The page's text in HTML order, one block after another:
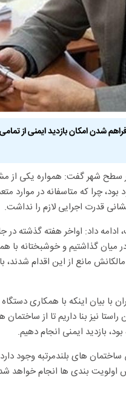
شدن امکان بازدید ایمنی از
در سطح شهر گفت: همواره یکی از
چرا که متاسفانه در موارد
قدرت اجرایی لازم را نداشت.
داد: اواخر هفته گذشته
گذاشتیم و خوشبختانه با
مانع از این اقدام شدند،
بیان اینکه با همکاری
نیز بنا داریم تا از ساختمان
بازدید ایمنی انجام دهیم.
به خصوص ساختمان های بلندمرتبه وجود
اولویت بندی ها انجام خواهد